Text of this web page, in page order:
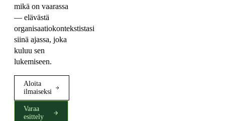
mikä on vaarassa
— elävästä
organisaatiokontekstistasi
siinä ajassa, joka
kuluu sen
lukemiseen.
Aloita
ilmaiseksi
Varaa
esittely